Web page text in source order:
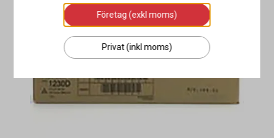
Företag (exkl moms)
Privat (inkl moms)